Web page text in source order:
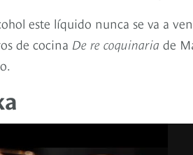
este líquido nunca se va a
de cocina De re coquinaria de